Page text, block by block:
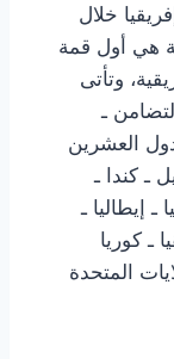
خلال
هي أول قمة
وتأتى
ـ
العشرين
ـ كندا ـ
ـ إيطاليا ـ
ـ كوريا
المتحدة